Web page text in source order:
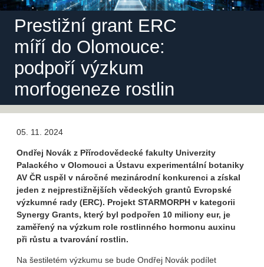
Prestižní grant ERC
míří do Olomouce:
podpoří výzkum
morfogeneze rostlin
05. 11. 2024
Ondřej Novák z Přírodovědecké fakulty Univerzity
Palackého v Olomouci a Ústavu experimentální botaniky
AV ČR uspěl v náročné mezinárodní konkurenci a získal
jeden z nejprestižnějších vědeckých grantů Evropské
výzkumné rady (ERC). Projekt STARMORPH v kategorii
Synergy Grants, který byl podpořen 10 miliony eur, je
zaměřený na výzkum role rostlinného hormonu auxinu
při růstu a tvarování rostlin.
Na šestiletém výzkumu se bude Ondřej Novák podílet